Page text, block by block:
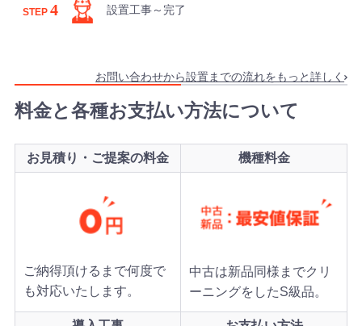
2026年8月7日 15:39
【福岡県】複合機 FUJIFILM 導入のお問い合わせを頂きま
2026年8月7日 14:58
した。ありがとうございます。
【愛知県】コピー機 FUJIFILM 導入のお問い合わせを頂き
ました。ありがとうございます。
2026年8月7日 14:17
【神奈川県】複合機 SHARP 導入のお問い合わせを頂きま
した。ありがとうございます。
2026年8月7日 13:57
【愛媛県】複合機 RICOH 導入のお問い合わせを頂きまし
た。ありがとうございます。
STEP 4 設置工事～完了
お問い合わせから設置までの流れをもっと詳しく
料金と各種お支払い方法について
お見積り・ご提案の料金
ご納得頂けるまで何度で
も対応いたします。
機種料金
中古は新品同様までクリ
ーニングをしたS級品。